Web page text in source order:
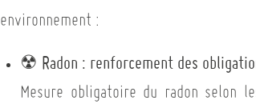
environnement :
☢ Radon : renforcement des
Mesure obligatoire du radon selon